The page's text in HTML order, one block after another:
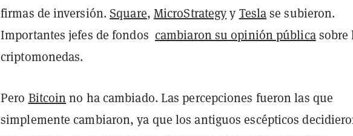
firmas de inversión.Square, MicroStrategyy Teslase subieron.
Importantes jefes de fondos cambiaron su opinión públicasobre
criptomonedas.
Pero Bitcoin no ha cambiado. Las percepciones fueron las que
simplemente cambiaron, ya que los antiguos escépticos